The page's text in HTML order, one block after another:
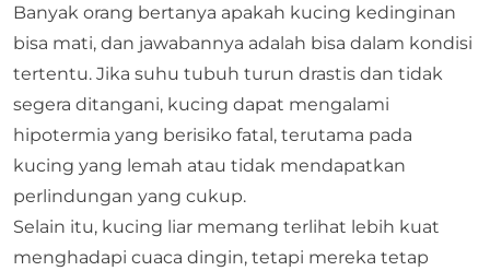
Banyak orang bertanya apakah kucing kedinginan
bisa mati, dan jawabannya adalah bisa dalam kondisi
tertentu. Jika suhu tubuh turun drastis dan tidak
segera ditangani, kucing dapat mengalami
hipotermia yang berisiko fatal, terutama pada
kucing yang lemah atau tidak mendapatkan
perlindungan yang cukup.
Selain itu, kucing liar memang terlihat lebih kuat
menghadapi cuaca dingin, tetapi mereka tetap